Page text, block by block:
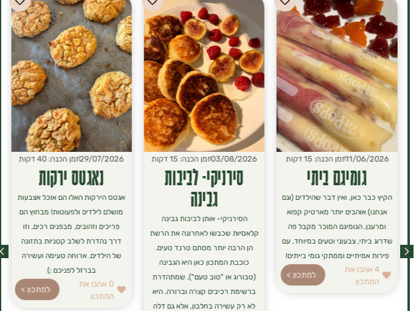
11/06/2026זמן הכנה: 15 דקות
גומיגם ביתי
הקיץ כבר כאן, ואין דבר שהילדים (וגם
אנחנו) אוהבים יותר מארטיק קפוא
ומרענן. הגומיגם המוכר מקבל פה
שדרוג ביתי, צבעוני וטעים במיוחד, עם
פירות אמיתיים וממתקי גומי בייתים!
4אהבו את
המתכון
למתכון >
03/08/2026זמן הכנה: 15 דקות
סירניקי- לביבות
גבינה
הסירניקי- אותן לביבות גבינה
קלאסיות שכבשו לאחרונה את הרשת
הן הרבה יותר מסתם טרנד טעים.
כוכבת המתכון כאן היא הגבינה
(טבורוג או "טוב טעם"), שמתהדרת
ברשימת רכיבים קצרה וברורה. היא
לא רק עשירה בחלבון, אלא גם דלה
29/07/2026זמן הכנה: 40 דקות
נאגטס ירקות
אגטס הירקות האלו הם אוכל אצבעות
מושלם לילדים ולפעוטות! מבחוץ הם
פריכים וזהובים, מבפנים רכים, וזו
דרך נהדרת לשלב קטניות בתזונה
של הילדים. ארוחה טעימה ועשירה
בברזל לפניכם :)
0 אהבו את
המתכון
למתכון >